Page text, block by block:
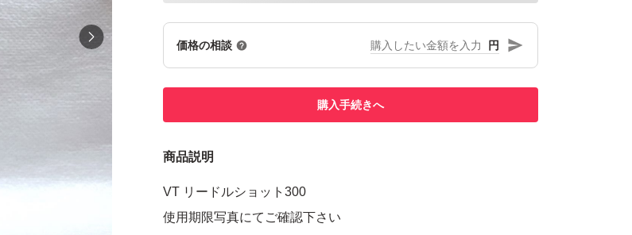
価格の相談 円
購入手続きへ
商品説明
VT リードルショット300
使用期限写真にてご確認下さい